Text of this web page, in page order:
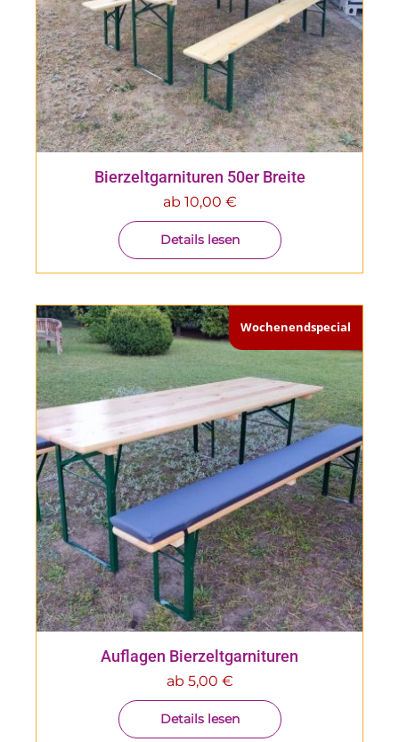
Bierzeltgarnituren 50er Breite
ab 10,00 €
Details lesen
Wochenendspecial
Auflagen Bierzeltgarnituren
ab 5,00 €
Details lesen